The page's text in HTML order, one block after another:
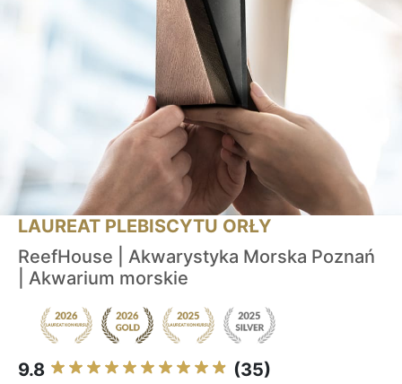
LAUREAT PLEBISCYTU ORŁY
ReefHouse | Akwarystyka Morska Poznań
| Akwarium morskie
9.8 (35)